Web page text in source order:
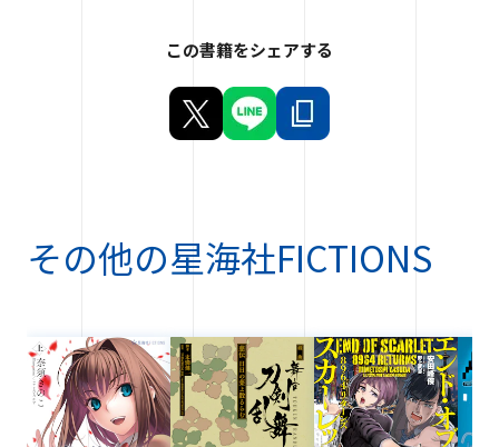
この書籍をシェアする
その他の星海社FICTIONS